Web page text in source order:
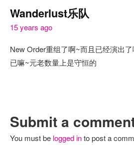
Wanderlust乐队
15 years ago
New Order重组了啊~而且已经演出
已嘛~元老数量上是守恒的
Submit a
You must be logged into post a